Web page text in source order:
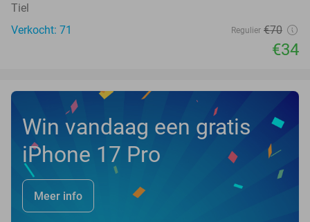
Tiel
Verkocht: 71
Regulier €70
€34
Win vandaag een gratis
iPhone 17 Pro
Meer info